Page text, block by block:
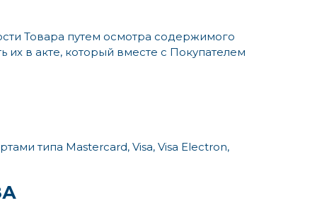
Товара путем осмотра содержимого
в акте, который вместе с Покупателем
типа Mastercard, Visa, Visa Electron,